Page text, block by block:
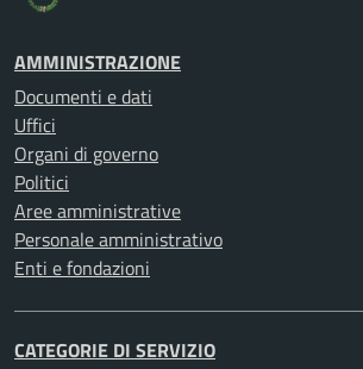
AMMINISTRAZIONE
Documenti e dati
Uffici
Organi di governo
Politici
Aree amministrative
Personale amministrativo
Enti e fondazioni
CATEGORIE DI SERVIZIO